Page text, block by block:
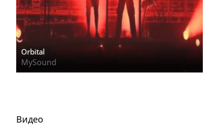
Orbital
MySound
Видео